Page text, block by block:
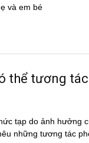
và em bé
thể tương
tạp do ảnh hưởng
những tương tác